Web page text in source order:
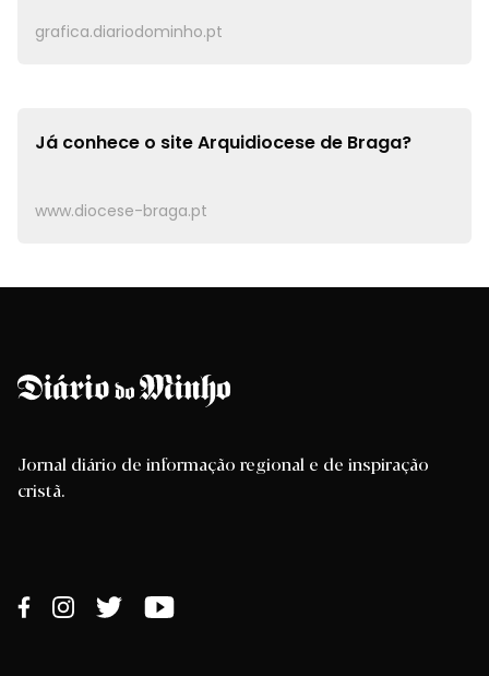
grafica.diariodominho.pt
Já conhece o siteArquidiocese de Braga?
www.diocese-braga.pt
Jornal diário de informação regional e de inspiração
cristã.